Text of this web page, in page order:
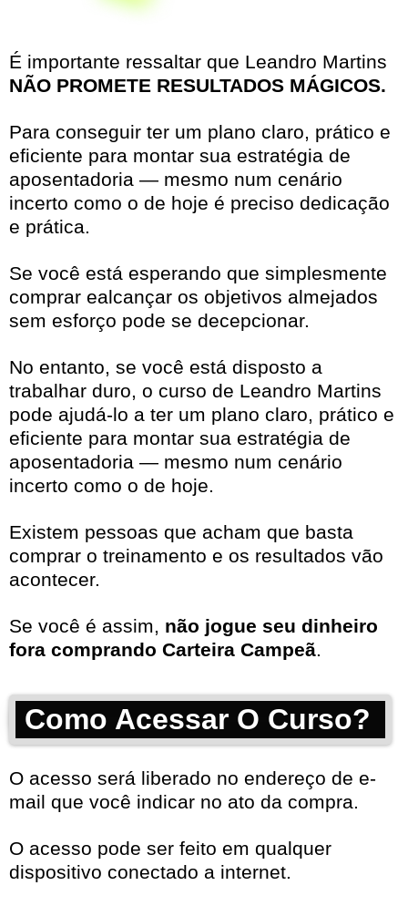
É importante ressaltar que Leandro Martins
NÃO PROMETE RESULTADOS MÁGICOS.
Para conseguir ter um plano claro, prático e
eficiente para montar sua estratégia de
aposentadoria — mesmo num cenário
incerto como o de hoje é preciso dedicação
e prática.
Se você está esperando que simplesmente
comprar ealcançar os objetivos almejados
sem esforço pode se decepcionar.
No entanto, se você está disposto a
trabalhar duro, o curso de Leandro Martins
pode ajudá-lo a ter um plano claro, prático e
eficiente para montar sua estratégia de
aposentadoria — mesmo num cenário
incerto como o de hoje.
Existem pessoas que acham que basta
comprar o treinamento e os resultados vão
acontecer.
Se você é assim, não jogue seu dinheiro
fora comprando Carteira Campeã.
Como Acessar O Curso?
O acesso será liberado no endereço de e-
mail que você indicar no ato da compra.
O acesso pode ser feito em qualquer
dispositivo conectado a internet.